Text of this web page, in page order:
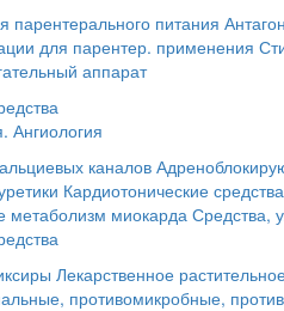
парентерального питания
для парентер. применения
аппарат
Ангиология
каналов
Кардиотонические средства
миокарда Средства,
Лекарственное
противомикробные,